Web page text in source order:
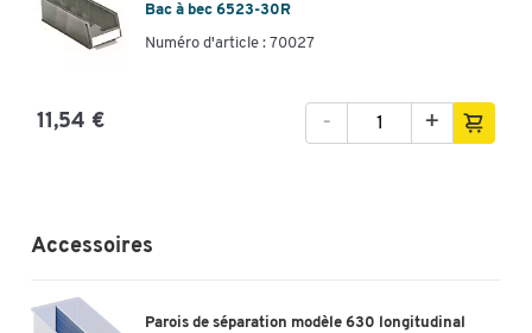
Bac à bec 6523-30R
Numéro d'article : 70027
11,54 € +
-
Accessoires
Parois de séparation modèle 630 longitudinal